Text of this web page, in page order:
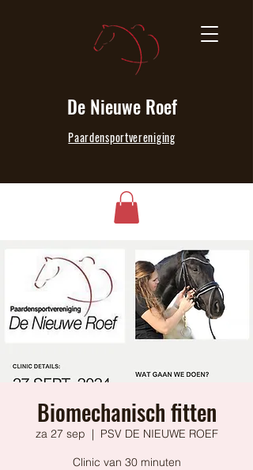
De Nieuwe Roef
Paardensportvereniging
Biomechanisch fitten
za 27 sep
  |
PSV DE NIEUWE ROEF
Clinic van 30 minuten